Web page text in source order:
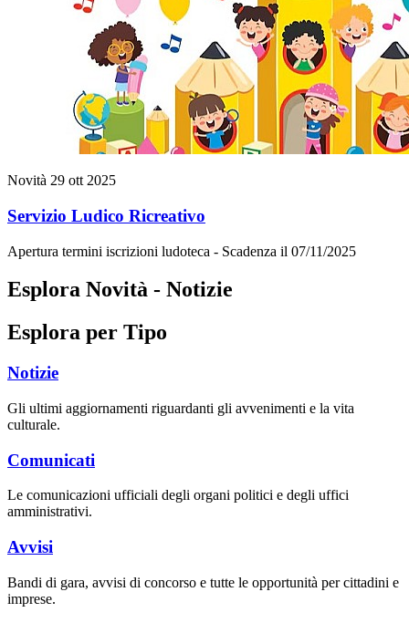
Novità 29 ott 2025
Servizio Ludico Ricreativo
Apertura termini iscrizioni ludoteca - Scadenza il 07/11/2025
Esplora Novità - Notizie
Esplora per Tipo
Notizie
Gli ultimi aggiornamenti riguardanti gli avvenimenti e la vita
culturale.
Comunicati
Le comunicazioni ufficiali degli organi politici e degli uffici
amministrativi.
Avvisi
Bandi di gara, avvisi di concorso e tutte le opportunità per cittadini e
imprese.